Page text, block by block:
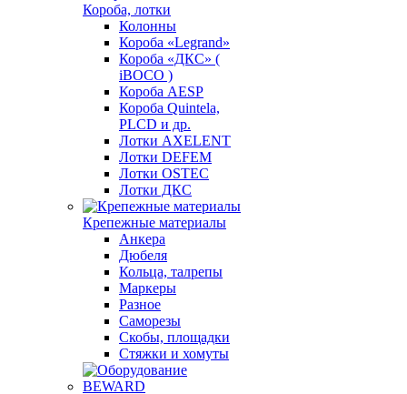
Короба, лотки
Колонны
Короба «Legrand»
Короба «ДКС» (
iBOCO )
Короба AESP
Короба Quintela,
PLCD и др.
Лотки AXELENT
Лотки DEFEM
Лотки OSTEC
Лотки ДКС
Крепежные материалы
Анкера
Дюбеля
Кольца, талрепы
Маркеры
Разное
Саморезы
Скобы, площадки
Стяжки и хомуты